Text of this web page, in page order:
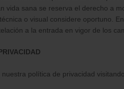
vida sana se reserva el derecho a
o visual considere oportuno.
a la entrada en vigor de los
política de privacidad